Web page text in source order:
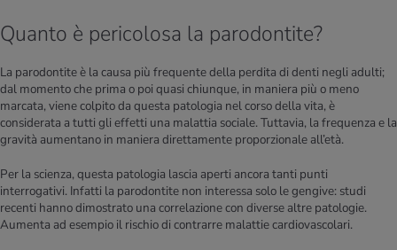
Quanto è pericolosa la parodontite?
La parodontite è la causa più frequente della perdita di denti negli adulti;
dal momento che prima o poi quasi chiunque, in maniera più o meno
marcata, viene colpito da questa patologia nel corso della vita, è
considerata a tutti gli effetti una malattia sociale. Tuttavia, la frequenza e la
gravità aumentano in maniera direttamente proporzionale all’età.
Per la scienza, questa patologia lascia aperti ancora tanti punti
interrogativi. Infatti la parodontite non interessa solo le gengive: studi
recenti hanno dimostrato una correlazione con diverse altre patologie.
Aumenta ad esempio il rischio di contrarre malattie cardiovascolari.